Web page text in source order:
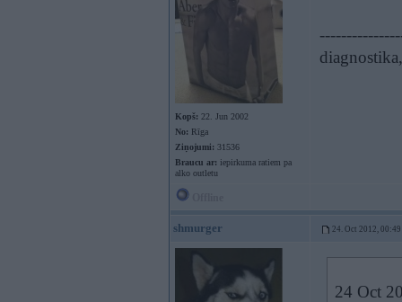
Kopš: 22. Jun 2002
No: Rīga
Ziņojumi: 31536
Braucu ar: iepirkuma ratiem pa
alko outletu
shmurger 24. Oct 2012, 00:49
24 Oct